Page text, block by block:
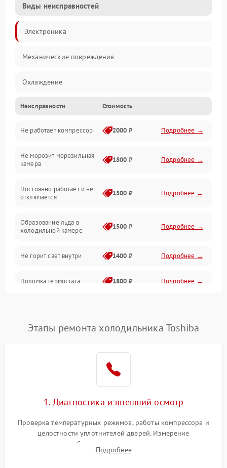
Виды неисправностей
Электроника
Механические повреждения
Охлаждение
Механика
Электропитание
Дренаж
Неисправности Стоимость
Не работает компрессор 2000 ₽ Подробнее →
Не морозит морозильная
камера
1800 ₽ Подробнее →
Постоянно работает и не
отключается
1500 ₽ Подробнее →
Образование льда в
холодильной камере
1500 ₽ Подробнее →
Не горит свет внутри 1400 ₽ Подробнее →
Поломка термостата 1800 ₽ Подробнее →
Поломка системы No Frost 2600 ₽ Подробнее →
работе
2000 ₽ Подробнее →
1000 ₽
Этапы ремонта холодильника Toshiba
1. Диагностика и внешний осмотр
Проверка температурных режимов, работы компрессора и
целостности уплотнителей дверей. Измерение
сопротивления обмоток мотора, проверка термостата и
считывание кодов ошибок с электронного дисплея.
Подробнее